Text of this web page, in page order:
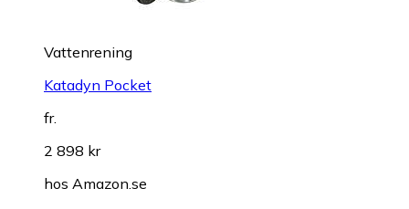
Vattenrening
Katadyn Pocket
fr.
2 898 kr
hos Amazon.se